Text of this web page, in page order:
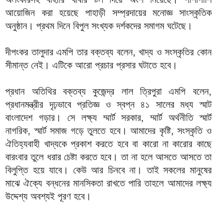
আয়োজিন করা হয়েছে পাহাড়ী সম্প্রদায়ের মনোজ্ঞ সাংস্কৃতিক
অনুষ্ঠান। প্রথম দিনে বিপুল সংখ্যক দর্শকদের সমাগম ঘটেছে।
দীপংকর তালুদার এমপি তার বক্তব্য বলেন, খাদ্য ও সংস্কৃতির কোন
সীমান্ত নেই। এটিকে আরো প্রচার প্রসার ঘটাতে হবে।
প্রধান অতিথির বক্তব্য কুজেন্দ্র লাল ত্রিপুরা এমপি বলেন,
প্রধানমন্ত্রীর দৃঢ়ভাবে প্রতিজ্ঞ ও স্বপ্ন ৪১ সালের মধ্য স্মাট
বাংলাদেশ গড়ার। সে লক্ষ্য ম্মার্ট সরকার, ম্মার্ট অর্থনীতি স্মার্ট
নাগরিক, স্মার্ট সমাজ গড়ে তুলতে হবে। আমাদের কৃষ্টি, সংস্কৃতি ও
ঐতিহ্যবাহী খাদ্যকে প্রকাশ করতে হবে বা কারো না কারোর কাছে
বারংবার তুলে ধরার চেষ্টা করতে হবে। তা না হলে আসতে আসতে তা
বিলুপ্তি হয়ে যাবে। কেউ আর চিনবে না। তাই সকলের মানুষের
মাঝে ঐক্যে বন্ধনের মানসিকতা রাখতে পারি তাহলে আমাদের লক্ষ্য
উদ্দেশ্য অবশ্যই পূরণ হবে।